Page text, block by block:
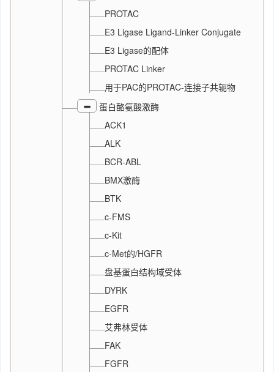
PROTAC
E3 Ligase Ligand-Linker Conjugate
E3 Ligase的配体
PROTAC Linker
用于PAC的PROTAC-连接子共轭物
蛋白酪氨酸激酶
ACK1
ALK
BCR-ABL
BMX激酶
BTK
c-FMS
c-Kit
c-Met的/HGFR
盘基蛋白结构域受体
DYRK
EGFR
艾弗林受体
FAK
FGFR